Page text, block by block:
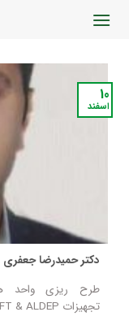
پرش
دکتر حمیدرضا جعفری
طرح ریزی واحد
تجهیزات CRAFT & ALDEP _ جهت [...]
10
اسفند